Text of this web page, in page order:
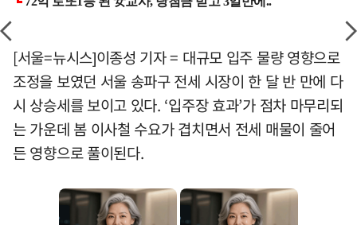
[서울=뉴시스]이종성 기자 = 대규모 입주 물량 영향으로
조정을 보였던 서울 송파구 전세 시장이 한 달 반 만에 다
시 상승세를 보이고 있다. ‘입주장 효과’가 점차 마무리되
는 가운데 봄 이사철 수요가 겹치면서 전세 매물이 줄어
든 영향으로 풀이된다.